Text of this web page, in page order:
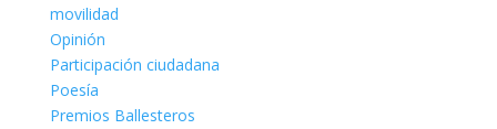
movilidad
Opinión
Participación ciudadana
Poesía
Premios Ballesteros